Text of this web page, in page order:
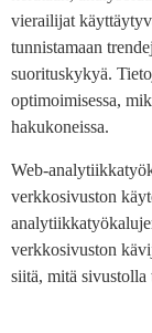
vierailijat
tunnistamaan
suorituskykyä.
optimoimisessa,
hakukoneissa.
Web-
verkkosivuston
verkkosivuston
siitä, mitä sivustolla